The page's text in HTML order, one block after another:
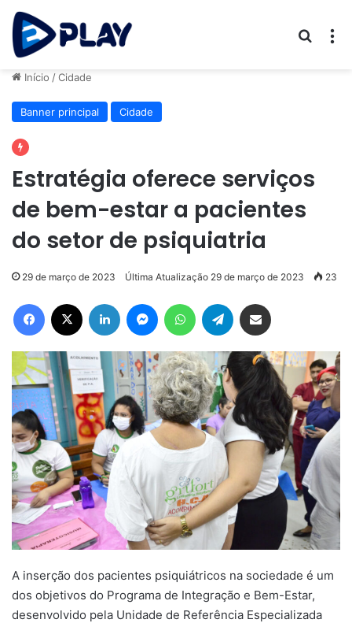
Início /Cidade
Banner principal Cidade
Estratégia oferece serviços
de bem-estar a pacientes
do setor de psiquiatria
29 de março de 2023 Última Atualização 29 de março de 2023 23
Facebook Linkedin MessengerWhatsAppTelegram
A inserção dos pacientes psiquiátricos na sociedade é um
dos objetivos do Programa de Integração e Bem-Estar,
desenvolvido pela Unidade de Referência Especializada